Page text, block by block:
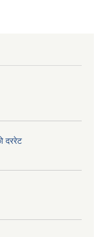
दररेट